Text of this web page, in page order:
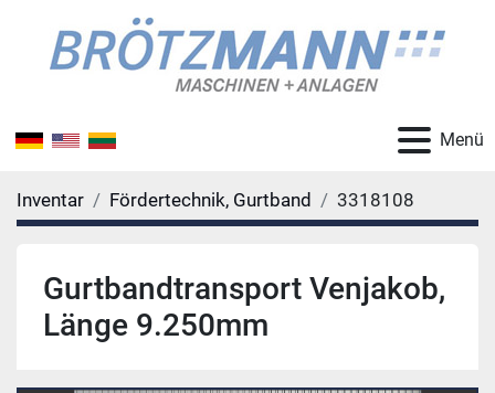
Menü
Inventar Fördertechnik, Gurtband 3318108
Gurtbandtransport Venjakob,
Länge 9.250mm